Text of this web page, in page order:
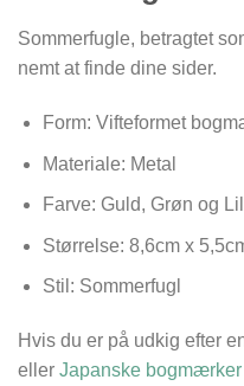
Sommerfugle, betragtet
nemt at finde dine sider.
Form: Vifteformet
Materiale: Metal
Farve: Guld, Grøn og
Størrelse: 8,6cm x
Stil: Sommerfugl
Hvis du er på udkig efter
eller Japanske bogmærker